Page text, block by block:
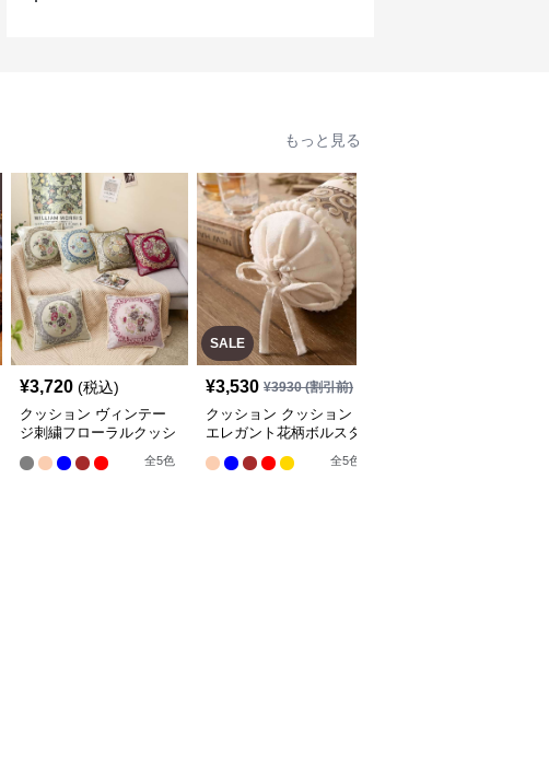
もっと見る
¥3,720 (税込)
クッション ヴィンテー
ジ刺繍フローラルクッシ
全5色
SALE
¥3,530 ¥3930(割引前)
クッション クッション
エレガント花柄ボルスタ
全5色